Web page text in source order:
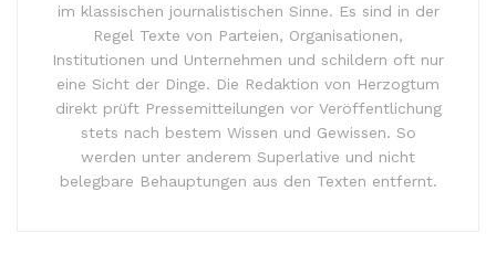
im klassischen journalistischen Sinne. Es sind in der
Regel Texte von Parteien, Organisationen,
Institutionen und Unternehmen und schildern oft nur
eine Sicht der Dinge. Die Redaktion von Herzogtum
direkt prüft Pressemitteilungen vor Veröffentlichung
stets nach bestem Wissen und Gewissen. So
werden unter anderem Superlative und nicht
belegbare Behauptungen aus den Texten entfernt.